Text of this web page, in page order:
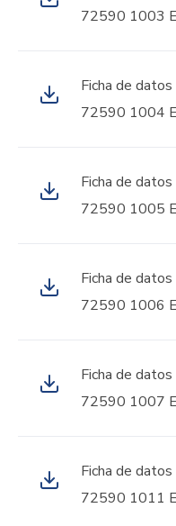
72590 1003
Ficha de
72590 1004
Ficha de
72590 1005
Ficha de
72590 1006
Ficha de
72590 1007
Ficha de
72590 1011